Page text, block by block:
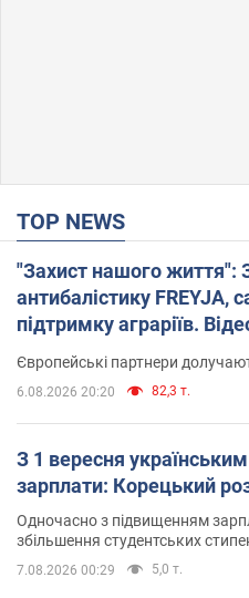
TOP NEWS
"Захист нашого життя":
антибалістику FREYJA,
підтримку аграріїв.
Європейські партнери
6.08.2026 20:20 82,3 т.
З 1 вересня
зарплати: Корецький
Одночасно з підвищенням
збільшення студентських
7.08.2026 00:29 5,0 т.